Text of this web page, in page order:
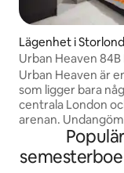
Lägenhet i
Urban Heaven 84B
Urban Heaven är
som ligger bara
centrala London
arenan.
erbjuder det en
samtidigt som du
London har att